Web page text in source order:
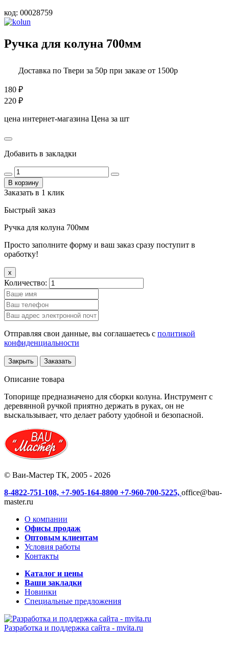
код: 00028759
Ручка для колуна 700мм
Доставка по Твери за 50р при заказе от 1500р
180 ₽
220 ₽
цена интернет-магазина Цена за шт
Добавить в закладки
В корзину
Заказать в 1 клик
Быстрый заказ
Ручка для колуна 700мм
Просто заполните форму и ваш заказ сразу поступит в
оработку!
x
Количество:
Отправляя свои данные, вы соглашаетесь с политикой
конфиденциальности
Закрыть Заказать
Описание товара
Топорище предназначено для сборки колуна. Инструмент с
деревянной ручкой приятно держать в руках, он не
выскальзывает, что делает работу удобной и безопасной.
© Ваи-Мастер ТК, 2005 - 2026
8-4822-751-108, +7-905-164-8800 +7-960-700-5225, office@bau-
master.ru
О компании
Офисы продаж
Оптовым клиентам
Условия работы
Контакты
Каталог и цены
Ваши закладки
Новинки
Специальные предложения
Разработка и поддержка сайта - mvita.ru